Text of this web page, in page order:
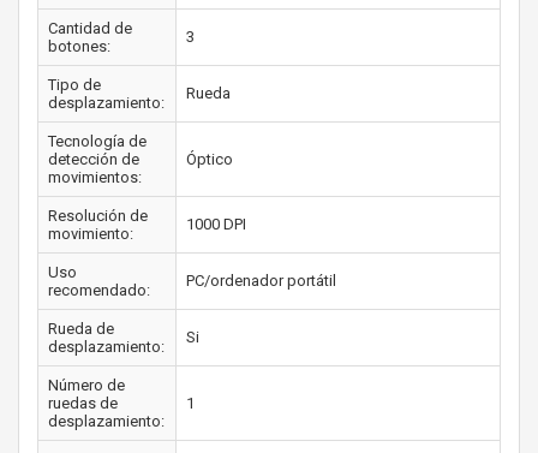
Cantidad de
botones:
3
Tipo de
desplazamiento:
Rueda
Tecnología de
detección de
movimientos:
Óptico
Resolución de
movimiento:
1000 DPI
Uso
recomendado:
PC/ordenador portátil
Rueda de
desplazamiento:
Si
Número de
ruedas de
desplazamiento:
1